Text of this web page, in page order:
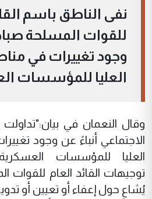
نفى الناطق باسم
للقوات المسلحة
وجود تغييرات في
العليا للمؤسسات
وقال النعمان في
الاجتماعي أنباءً عن وجود
العليا للمؤسسات العسكرية
توجيهات القائد العام للقوات
يُشاع حول إعفاء أو تعيين أو